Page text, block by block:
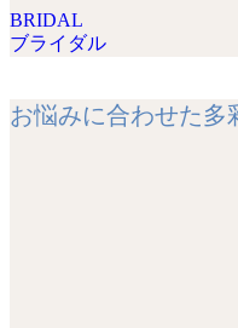
BRIDAL
ブライダル
お悩みに合わせた多